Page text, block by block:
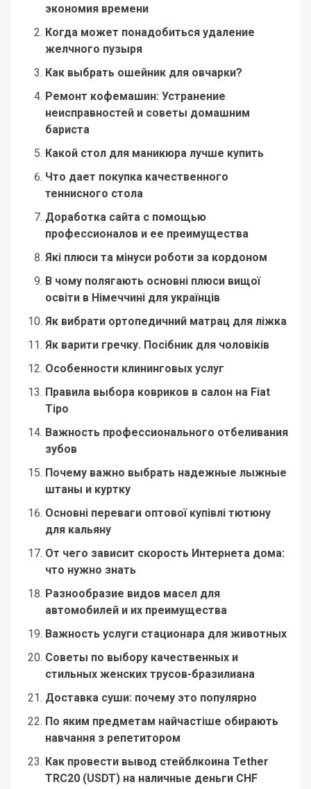
экономия времени
Когда может понадобиться удаление
желчного пузыря
Как выбрать ошейник для овчарки?
Ремонт кофемашин: Устранение
неисправностей и советы домашним
бариста
Какой стол для маникюра лучше купить
Что дает покупка качественного
теннисного стола
Доработка сайта с помощью
профессионалов и ее преимущества
Які плюси та мінуси роботи за кордоном
В чому полягають основні плюси вищої
освіти в Німеччині для українців
Як вибрати ортопедичний матрац для ліжка
Як варити гречку. Посібник для чоловіків
Особенности клининговых услуг
Правила выбора ковриков в салон на Fiat
Tipo
Важность профессионального отбеливания
зубов
Почему важно выбрать надежные лыжные
штаны и куртку
Основні переваги оптової купівлі тютюну
для кальяну
От чего зависит скорость Интернета дома:
что нужно знать
Разнообразие видов масел для
автомобилей и их преимущества
Важность услуги стационара для животных
Советы по выбору качественных и
стильных женских трусов-бразилиана
Доставка суши: почему это популярно
По яким предметам найчастіше обирають
навчання з репетитором
Как провести вывод стейблкоина Tether
TRC20 (USDT) на наличные деньги CHF